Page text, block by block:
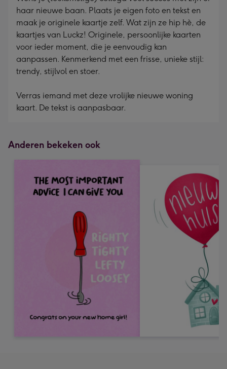
haar nieuwe baan. Plaats je eigen foto en tekst en
maak je originele kaartje zelf. Wat zijn ze hip hè, de
kaartjes van Luckz! Originele, persoonlijke kaarten
voor ieder moment, die je eenvoudig kan
aanpassen. Kenmerkend met een frisse, unieke stijl:
trendy, stijlvol en stoer.
Verras iemand met deze vrolijke nieuwe woning
kaart. De tekst is aanpasbaar.
Anderen bekeken ook